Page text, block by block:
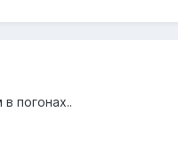
погонах..